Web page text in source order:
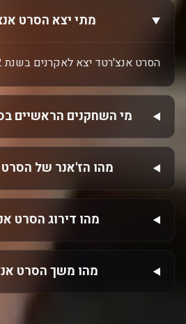
מתי יצא הסרט
הסרט אנצ'רטד יצא לאקרנים בשנת 2022.
מי השחקנים הראשיים
מהו הז'אנר של
מהו דירוג הסרט
מהו משך הסרט